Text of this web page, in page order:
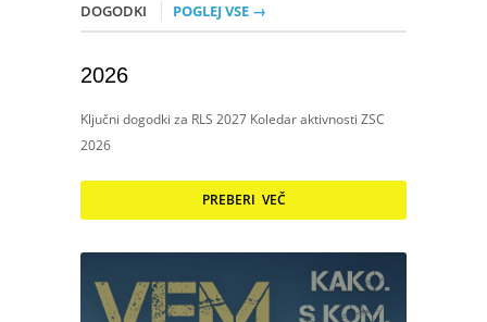
DOGODKI POGLEJ VSE →
2026
Ključni dogodki za RLS 2027 Koledar aktivnosti ZSC
2026
PREBERI VEČ